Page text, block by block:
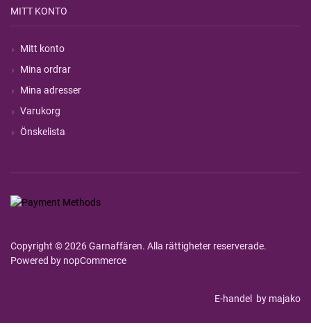
MITT KONTO
Mitt konto
Mina ordrar
Mina adresser
Varukorg
Önskelista
Copyright © 2026 Garnaffären. Alla rättigheter reserverade.
Powered by nopCommerce
E-handel by majako